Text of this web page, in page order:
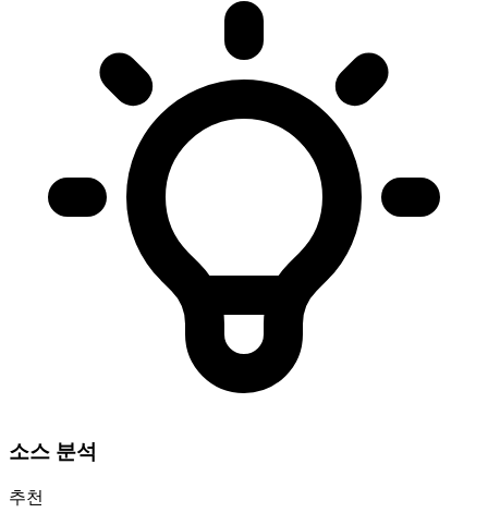
소스 분석
추천